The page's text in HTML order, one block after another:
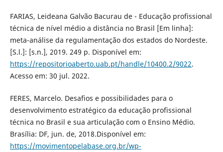
FARIAS, Leideana Galvão Bacurau de - Educação profissional
técnica de nível médio a distância no Brasil [Em linha]:
meta-análise da regulamentação dos estados do Nordeste.
[S.l.]: [s.n.], 2019. 249 p. Disponível em:
https://repositorioaberto.uab.pt/handle/10400.2/9022.
Acesso em: 30 jul. 2022.
FERES, Marcelo. Desafios e possibilidades para o
desenvolvimento estratégico da educação profissional
técnica no Brasil e sua articulação com o Ensino Médio.
Brasília: DF, jun. de, 2018.Disponível em:
https://movimentopelabase.org.br/wp-